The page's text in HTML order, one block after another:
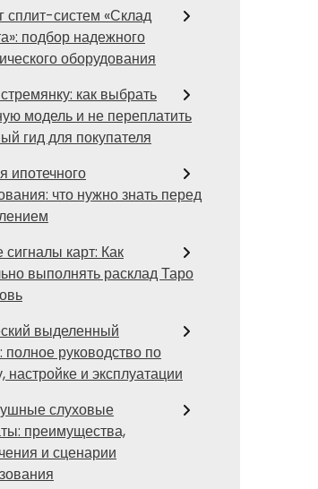
сплит-систем «Склад
подбор надежного
оборудования
как выбрать
модель и не переплатить
гид для покупателя
ипотечного
что нужно знать перед
карт: Как
выполнять расклад Таро
выделенный
полное руководство по
настройке и эксплуатации
слуховые
преимущества,
и сценарии